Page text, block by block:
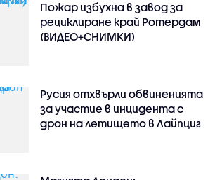
Пожар избухна в завод за
рециклиране край Ротердам
(ВИДЕО+СНИМКИ)
Русия отхвърли обвиненията
за участие в инцидента с
дрон на летището в Лайпциг